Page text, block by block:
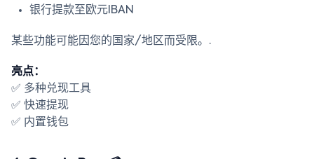
银行提款至欧元IBAN
某些功能可能因您的国家/地区而受限。.
亮点：
✅ 多种兑现工具
✅ 快速提现
✅ 内置钱包